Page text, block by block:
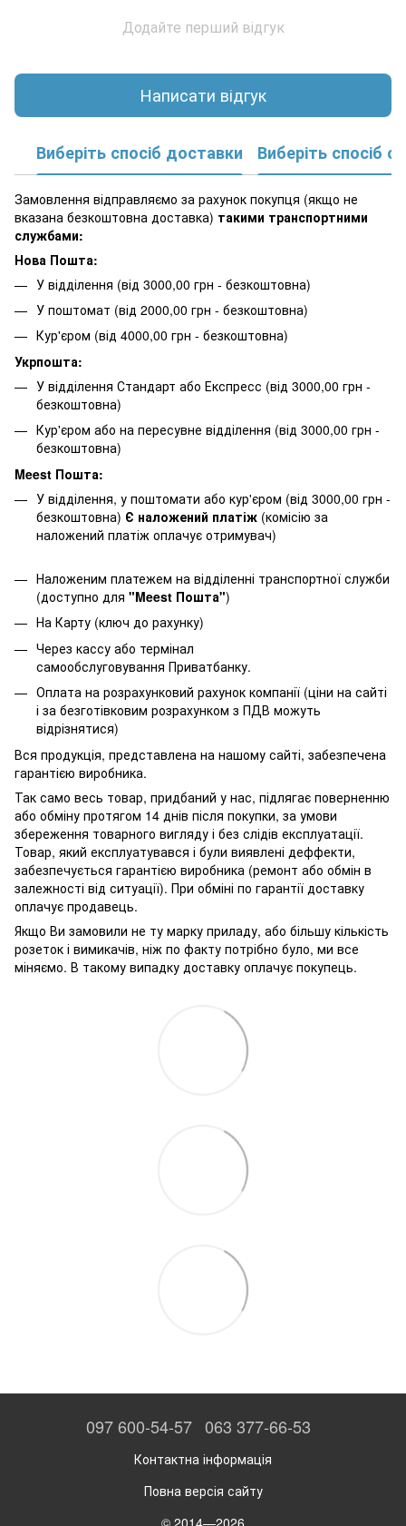
Додайте перший відгук
Написати відгук
Виберіть спосіб доставки Виберіть спосіб
Замовлення відправляємо за рахунок покупця (якщо не
вказана безкоштовна доставка) такими транспортними
службами:
Нова Пошта:
У відділення (від 3000,00 грн - безкоштовна)
У поштомат (від 2000,00 грн - безкоштовна)
Кур'єром (від 4000,00 грн - безкоштовна)
Укрпошта:
У відділення Стандарт або Експресс (від 3000,00 грн -
безкоштовна)
Кур'єром або на пересувне відділення (від 3000,00 грн -
безкоштовна)
Meest Пошта:
У відділення, у поштомати або кур'єром (від 3000,00 грн -
безкоштовна) Є наложений платіж (комісію за
наложений платіж оплачує отримувач)
Наложеним платежем на відділенні транспортної служби
(доступно для "Meest Пошта")
На Карту (ключ до рахунку)
Через кассу або термінал
самообслуговування Приватбанку.
Оплата на розрахунковий рахунок компанії (ціни на сайті
і за безготівковим розрахунком з ПДВ можуть
відрізнятися)
Вся продукція, представлена ​​на нашому сайті, забезпечена
гарантією виробника.
Так само весь товар, придбаний у нас, підлягає поверненню
або обміну протягом 14 днів після покупки, за умови
збереження товарного вигляду і без слідів експлуатації.
Товар, який експлуатувався і були виявлені деффекти,
забезпечується гарантією виробника (ремонт або обмін в
залежності від ситуації). При обміні по гарантії доставку
оплачує продавець.
Якщо Ви замовили не ту марку приладу, або більшу кількість
розеток і вимикачів, ніж по факту потрібно було, ми все
міняємо. В такому випадку доставку оплачує покупець.
097 600-54-57 063 377-66-53
Контактна інформація
Повна версія сайту
© 2014—2026